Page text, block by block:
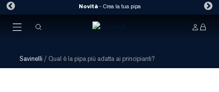
Novità- Crea la tua pipa
Savinelli / Qual è la pipa più adatta ai principianti?